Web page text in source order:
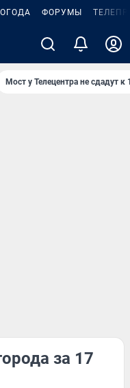
ФОРУМЫ
Мост у Телецентра не сдадут к
за 17